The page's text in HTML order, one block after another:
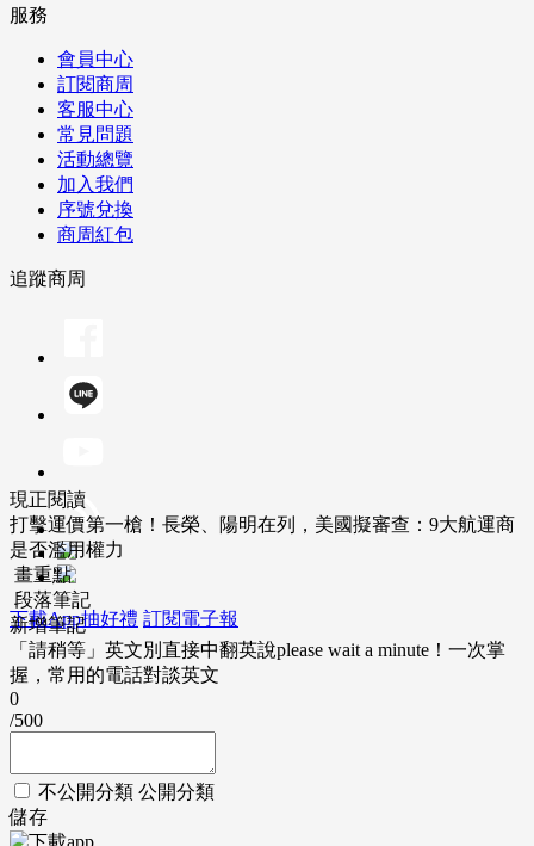
服務
會員中心
訂閱商周
客服中心
常見問題
活動總覽
加入我們
序號兌換
商周紅包
追蹤商周
下載App抽好禮 訂閱電子報
現正閱讀
打擊運價第一槍！長榮、陽明在列，美國擬審查：9大航運商
是否濫用權力
畫重點
段落筆記
新增筆記
「請稍等」英文別直接中翻英說please wait a minute！一次掌
握，常用的電話對談英文
0
/500
不公開分類 公開分類
儲存